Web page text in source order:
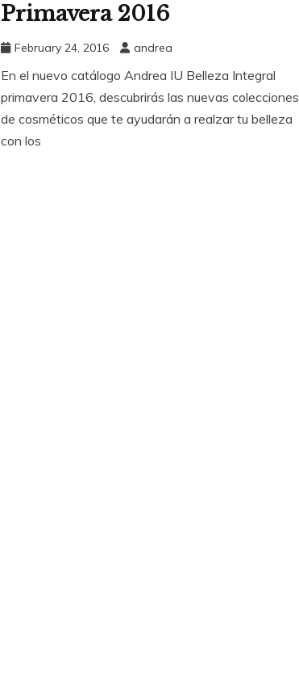
Primavera 2016
February 24, 2016 andrea
En el nuevo catálogo Andrea IU Belleza Integral
primavera 2016, descubrirás las nuevas colecciones
de cosméticos que te ayudarán a realzar tu belleza
con los